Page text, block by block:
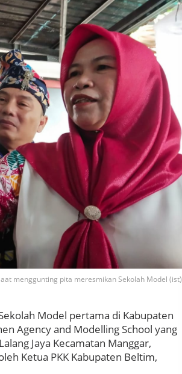
menggunting pita meresmikan Sekolah Model (ist)
Model pertama di Kabupaten
Agency and Modelling School yang
Jaya Kecamatan Manggar,
Ketua PKK Kabupaten Beltim,